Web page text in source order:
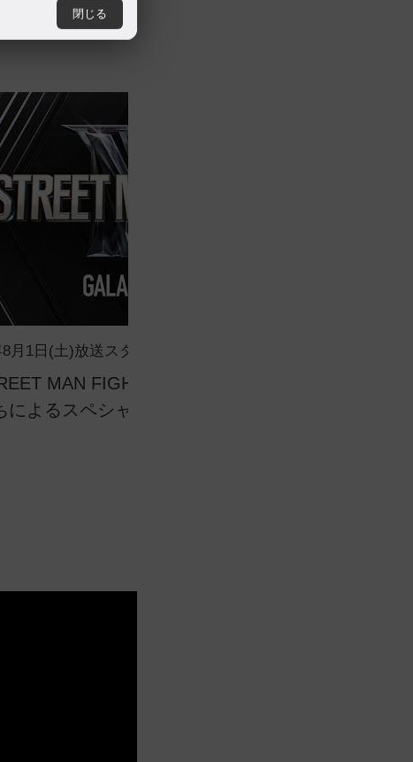
月1日(土)放送スタート！
MAN FIGHTER」に出演した男性ダンサ
によるスペシャルトークショー！
閉じる